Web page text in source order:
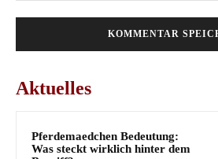
Aktuelles
Pferdemaedchen Bedeutung:
Was steckt wirklich hinter dem